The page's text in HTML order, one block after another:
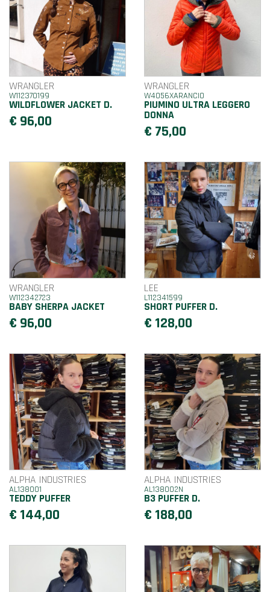
WRANGLER
W112370199
WILDFLOWER JACKET D.
€ 96,00
WRANGLER
W4056XARANCIO
PIUMINO ULTRA LEGGERO
DONNA
€ 75,00
WRANGLER
W112342723
BABY SHERPA JACKET
€ 96,00
LEE
L112341599
SHORT PUFFER D.
€ 128,00
ALPHA INDUSTRIES
AL138001
TEDDY PUFFER
€ 144,00
ALPHA INDUSTRIES
AL138002N
B3 PUFFER D.
€ 188,00